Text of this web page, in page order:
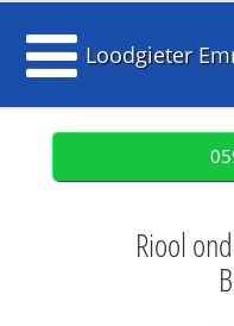
Loodgieter
Riool